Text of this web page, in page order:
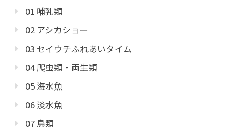
01 哺乳類
02 アシカショー
03 セイウチふれあいタイム
04 爬虫類・両生類
05 海水魚
06 淡水魚
07 鳥類